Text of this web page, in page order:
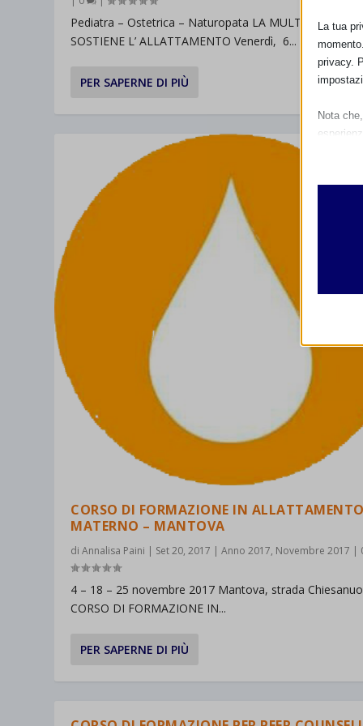
Pediatra – Ostetrica – Naturopata LA
SOSTIENE L’ ALLATTAMENTO Venerdì, 6...
PER SAPERNE DI PIÙ
CORSO DI FORMAZIONE IN ALLATTAMENTO
MATERNO – MANTOVA
diAnnalisa Paini | Set 20, 2017 |Anno 2017, Novembre 2017 |
4 – 18 – 25 novembre 2017 Mantova, strada
CORSO DI FORMAZIONE IN...
PER SAPERNE DI PIÙ
La tua
privacy.
Nota
wp-
I
Altri
et-